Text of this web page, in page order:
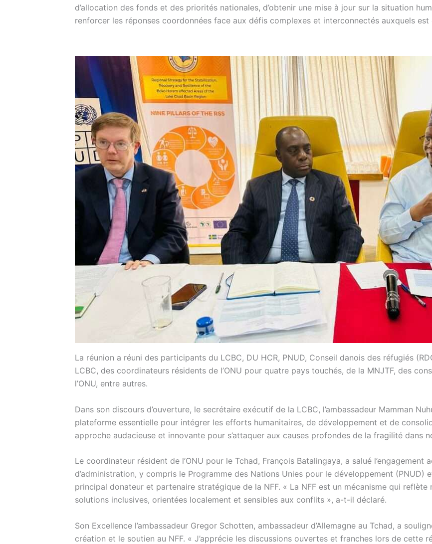
d’allocation des fonds et des priorités nationales, d’obtenir une mise à jour sur la situation
renforcer les réponses coordonnées face aux défis complexes et interconnectés auxquels
La réunion a réuni des participants du LCBC, DU HCR, PNUD, Conseil danois des réfugiés
LCBC, des coordinateurs résidents de l’ONU pour quatre pays touchés, de la MNJTF, des
l’ONU, entre autres.
Dans son discours d’ouverture, le secrétaire exécutif de la LCBC, l’ambassadeur Mamman
plateforme essentielle pour intégrer les efforts humanitaires, de développement et de
approche audacieuse et innovante pour s’attaquer aux causes profondes de la fragilité dans
Le coordinateur résident de l’ONU pour le Tchad, François Batalingaya, a salué l’engagement
d’administration, y compris le Programme des Nations Unies pour le développement (PNUD)
principal donateur et partenaire stratégique de la NFF. « La NFF est un mécanisme qui
solutions inclusives, orientées localement et sensibles aux conflits », a-t-il déclaré.
Son Excellence l’ambassadeur Gregor Schotten, ambassadeur d’Allemagne au Tchad, a
création et le soutien au NFF. « J’apprécie les discussions ouvertes et franches lors de cette